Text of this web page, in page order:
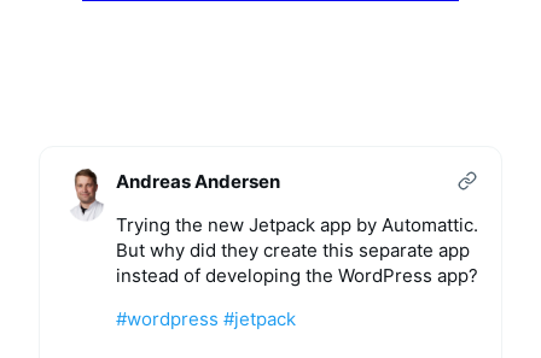
Andreas Andersen
Trying the new Jetpack app by Automattic.
But why did they create this separate app
instead of developing the WordPress app?
#wordpress #jetpack